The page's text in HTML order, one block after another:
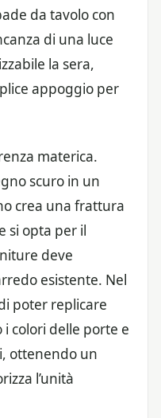
da tavolo con
di una luce
la sera,
appoggio per
materica.
scuro in un
crea una frattura
si opta per il
deve
esistente. Nel
poter replicare
colori delle porte e
ottenendo un
l’unità